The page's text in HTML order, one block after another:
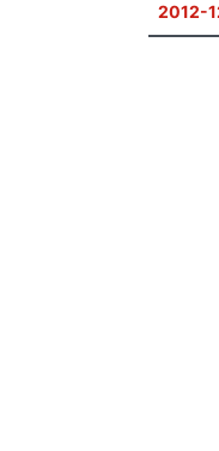
2012-